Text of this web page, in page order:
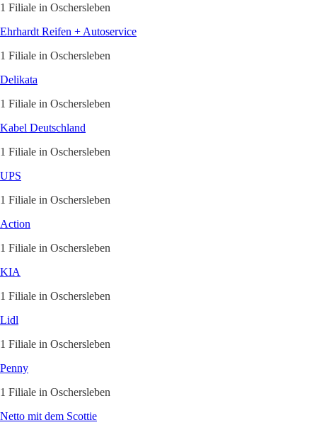
1 Filiale in Oschersleben
Ehrhardt Reifen + Autoservice
1 Filiale in Oschersleben
Delikata
1 Filiale in Oschersleben
Kabel Deutschland
1 Filiale in Oschersleben
UPS
1 Filiale in Oschersleben
Action
1 Filiale in Oschersleben
KIA
1 Filiale in Oschersleben
Lidl
1 Filiale in Oschersleben
Penny
1 Filiale in Oschersleben
Netto mit dem Scottie